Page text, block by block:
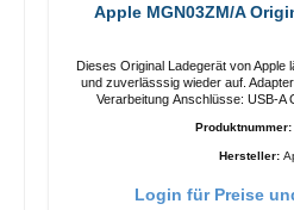
Apple MGN03ZM/A
Dieses Original Ladegerät von Apple
und zuverlässsig wieder auf. Adapter Original Apple Hochwertige
Verarbeitung Anschlüsse:
Produktnummer:
Hersteller:
Login für Preise